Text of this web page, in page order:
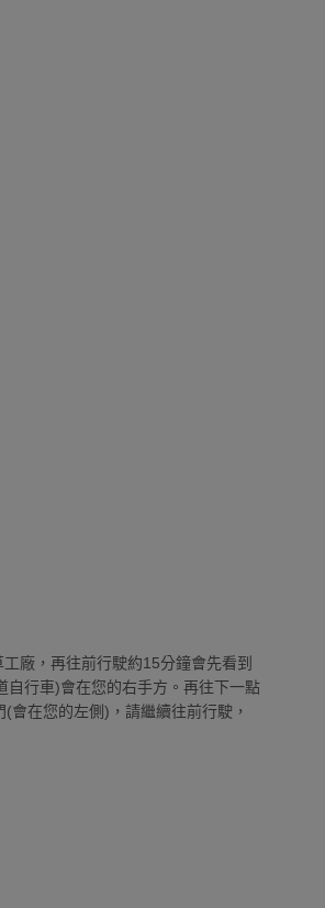
廠，再往前行駛約15分鐘會先看到
自行車)會在您的右手方。再往下一點
在您的左側)，請繼續往前行駛，